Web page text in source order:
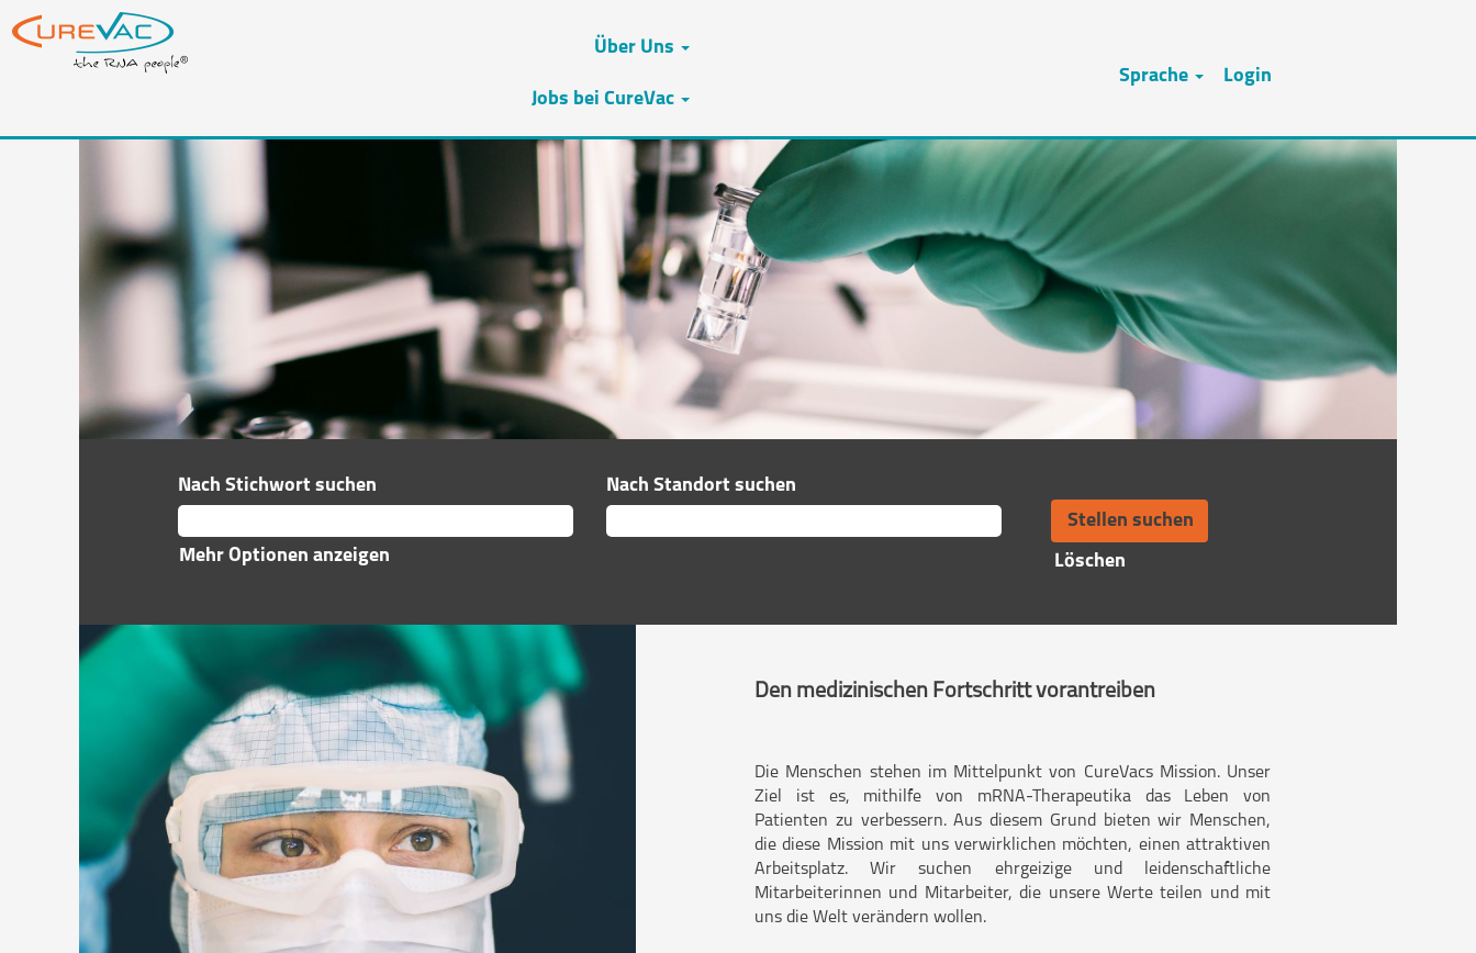
Über Uns
Jobs bei CureVac
Sprache Login
Nach Stichwort suchen Nach Standort suchen
Mehr Optionen anzeigen Löschen
Den medizinischen Fortschritt vorantreiben
Die Menschen stehen im Mittelpunkt von CureVacs Mission. Unser
Ziel ist es, mithilfe von mRNA-Therapeutika das Leben von
Patienten zu verbessern. Aus diesem Grund bieten wir Menschen,
die diese Mission mit uns verwirklichen möchten, einen attraktiven
Arbeitsplatz. Wir suchen ehrgeizige und leidenschaftliche
Mitarbeiterinnen und Mitarbeiter, die unsere Werte teilen und mit
uns die Welt verändern wollen.